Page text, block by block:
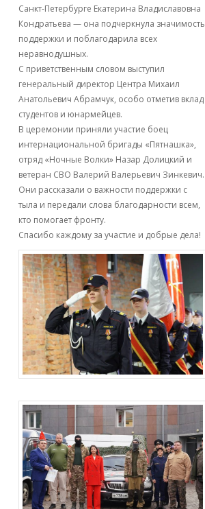
Санкт-Петербурге Екатерина Владиславовна
Кондратьева — она подчеркнула значимость
поддержки и поблагодарила всех
неравнодушных.
С приветственным словом выступил
генеральный директор Центра Михаил
Анатольевич Абрамчук, особо отметив вклад
студентов и юнармейцев.
В церемонии приняли участие боец
интернациональной бригады «Пятнашка»,
отряд «Ночные Волки» Назар Долицкий и
ветеран СВО Валерий Валерьевич Зинкевич.
Они рассказали о важности поддержки с
тыла и передали слова благодарности всем,
кто помогает фронту.
Спасибо каждому за участие и добрые дела!